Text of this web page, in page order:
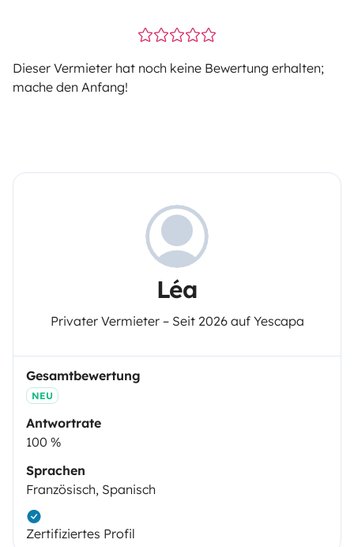
Dieser Vermieter hat noch keine Bewertung erhalten;
mache den Anfang!
Léa
Privater Vermieter – Seit 2026 auf Yescapa
Gesamtbewertung
NEU
Antwortrate
100 %
Sprachen
Französisch, Spanisch
Zertifiziertes Profil